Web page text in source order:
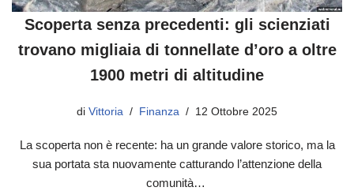
Scoperta senza precedenti: gli scienziati
trovano migliaia di tonnellate d’oro a oltre
1900 metri di altitudine
di Vittoria Finanza 12 Ottobre 2025
La scoperta non è recente: ha un grande valore storico, ma la
sua portata sta nuovamente catturando l’attenzione della
comunità…